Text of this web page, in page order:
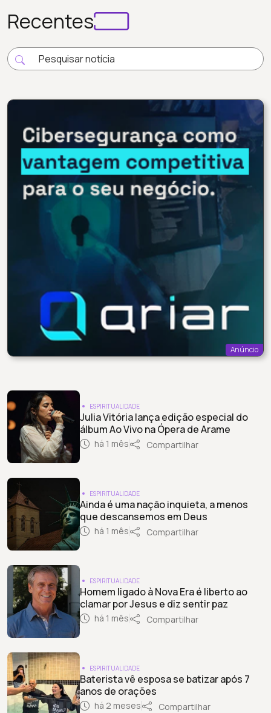
Recentes
Anúncio
ESPIRITUALIDADE
Julia Vitória lança edição especial do
álbum Ao Vivo na Ópera de Arame
há 1 mês Compartilhar
ESPIRITUALIDADE
Ainda é uma nação inquieta, a menos
que descansemos em Deus
há 1 mês Compartilhar
ESPIRITUALIDADE
Homem ligado à Nova Era é liberto ao
clamar por Jesus e diz sentir paz
há 1 mês Compartilhar
ESPIRITUALIDADE
Baterista vê esposa se batizar após 7
anos de orações
há 2 meses Compartilhar